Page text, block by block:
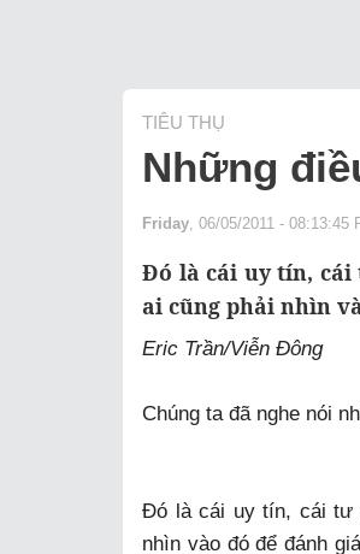
TIÊU THỤ
Những
Friday , 06/05/2011 - 08:13:45
Đó là cái uy tín, cái
ai cũng phải nhìn
Eric Trần/Viễn Đông
Chúng ta đã nghe nói
Đó là cái uy tín, cái tư
nhìn vào đó để đánh